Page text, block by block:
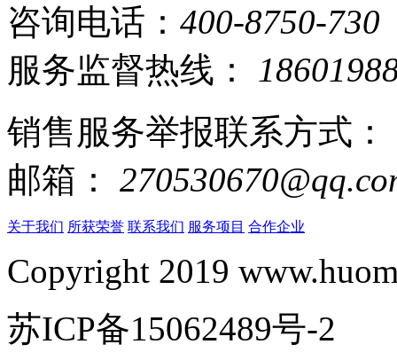
咨询电话： 400-8750-730
服务监督热线：
销售服务举报联系方式：
邮箱：
关于我们 所获荣誉 联系我们 服务项目 合作企业
Copyright 2019
苏ICP备15062489号-2